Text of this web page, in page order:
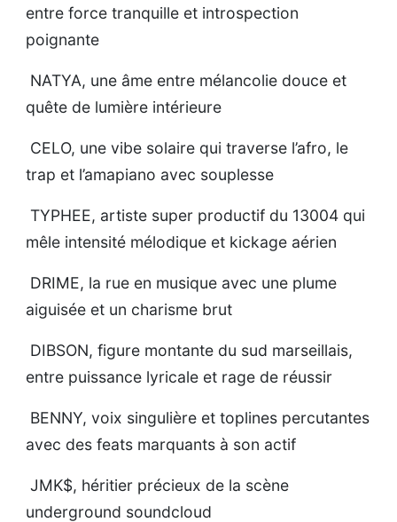
entre force tranquille et introspection
poignante
NATYA, une âme entre mélancolie douce et
quête de lumière intérieure
CELO, une vibe solaire qui traverse l’afro, le
trap et l’amapiano avec souplesse
TYPHEE, artiste super productif du 13004 qui
mêle intensité mélodique et kickage aérien
DRIME, la rue en musique avec une plume
aiguisée et un charisme brut
DIBSON, figure montante du sud marseillais,
entre puissance lyricale et rage de réussir
BENNY, voix singulière et toplines percutantes
avec des feats marquants à son actif
JMK$, héritier précieux de la scène
underground soundcloud